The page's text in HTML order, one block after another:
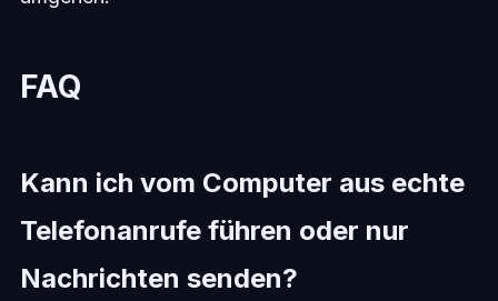
FAQ
Kann ich vom Computer aus echte
Telefonanrufe führen oder nur
Nachrichten senden?